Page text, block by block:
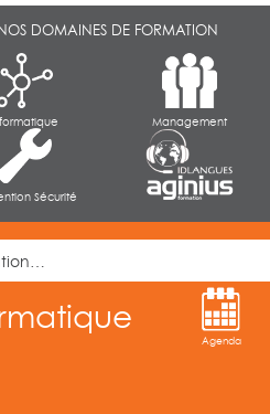
DOMAINES DE FORMATION
Management
Sécurité
Agenda